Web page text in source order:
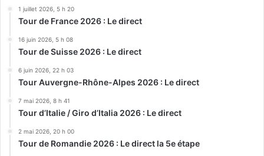
1 juillet 2026, 5 h 20
Tour de France 2026 : Le direct
16 juin 2026, 5 h 08
Tour de Suisse 2026 : Le direct
6 juin 2026, 22 h 03
Tour Auvergne-Rhône-Alpes 2026 : Le direct
7 mai 2026, 8 h 41
Tour d’Italie / Giro d’Italia 2026 : Le direct
2 mai 2026, 20 h 00
Tour de Romandie 2026 : Le direct la 5e étape